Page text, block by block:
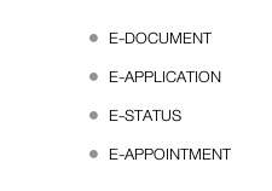
E-DOCUMENT
E-APPLICATION
E-STATUS
E-APPOINTMENT